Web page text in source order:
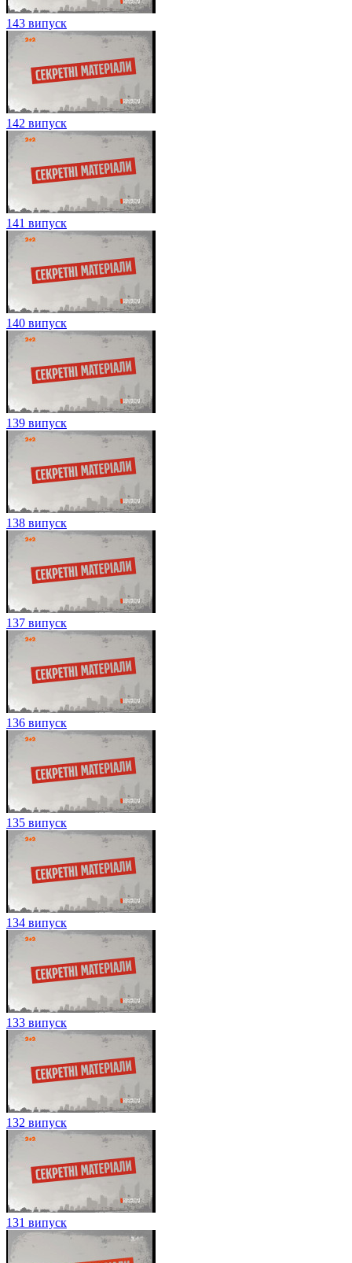
143 випуск
142 випуск
141 випуск
140 випуск
139 випуск
138 випуск
137 випуск
136 випуск
135 випуск
134 випуск
133 випуск
132 випуск
131 випуск